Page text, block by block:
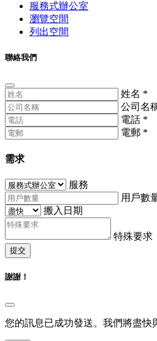
服務式辦公室
瀏覽空間
列出空間
聯絡我們
姓名 *
公司名
電話 *
電郵 *
需求
服務
用戶數
搬入日期
特殊要求
提交
謝謝！
您的訊息已成功發送。我們將盡快